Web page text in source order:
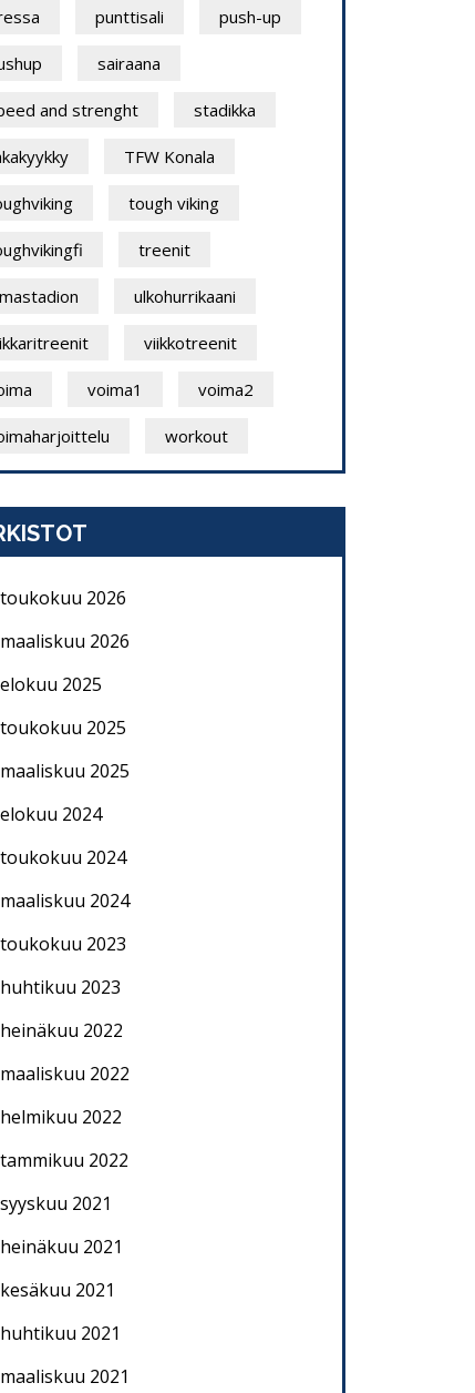
punttisali push-up
sairaana
and strenght stadikka
TFW Konala
tough viking
treenit
ulkohurrikaani
viikkotreenit
voima1 voima2
workout
toukokuu 2026
maaliskuu 2026
elokuu 2025
toukokuu 2025
maaliskuu 2025
elokuu 2024
toukokuu 2024
maaliskuu 2024
toukokuu 2023
huhtikuu 2023
heinäkuu 2022
maaliskuu 2022
helmikuu 2022
tammikuu 2022
syyskuu 2021
heinäkuu 2021
kesäkuu 2021
huhtikuu 2021
maaliskuu 2021